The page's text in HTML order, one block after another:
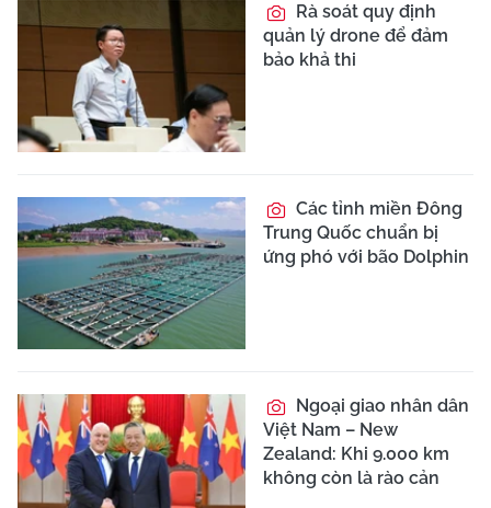
Rà soát quy định
quản lý drone để đảm
bảo khả thi
Các tỉnh miền Đông
Trung Quốc chuẩn bị
ứng phó với bão Dolphin
Ngoại giao nhân dân
Việt Nam – New
Zealand: Khi 9.000 km
không còn là rào cản